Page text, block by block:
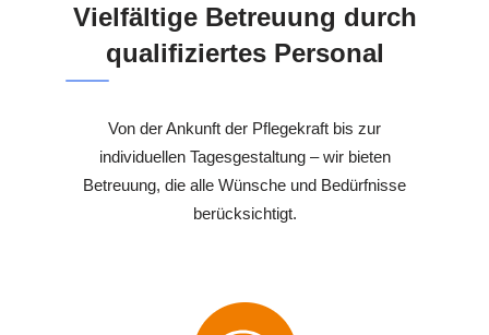
Vielfältige Betreuung durch
qualifiziertes Personal
Von der Ankunft der Pflegekraft bis zur
individuellen Tagesgestaltung – wir bieten
Betreuung, die alle Wünsche und Bedürfnisse
berücksichtigt.